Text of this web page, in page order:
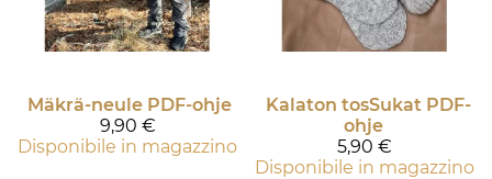
Mäkrä-neule PDF-ohje
9,90 €
Disponibile in magazzino
Kalaton tosSukat PDF-
ohje
5,90 €
Disponibile in magazzino